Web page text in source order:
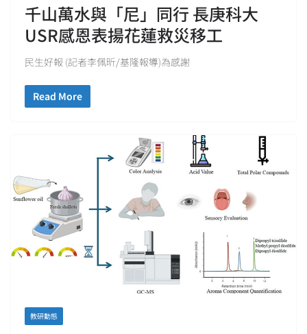
千山萬水與「尼」同行 長庚科大
USR感恩表揚花蓮救災移工
民生好報 (記者李佩昕/基隆報導)為感謝
Read More
教研動態